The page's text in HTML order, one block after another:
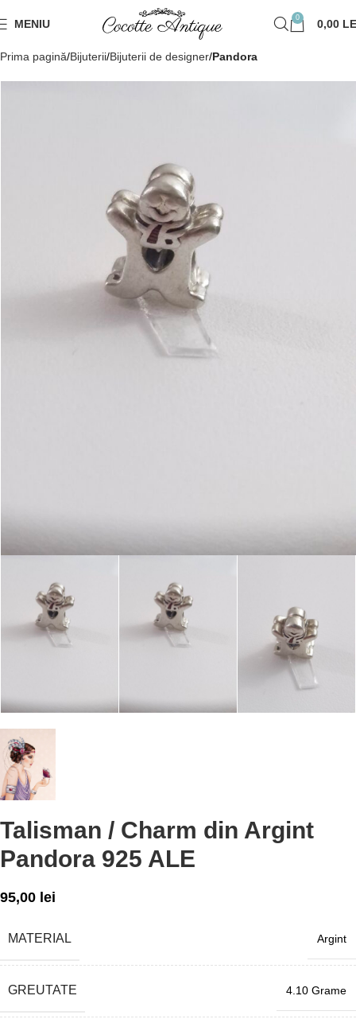
MENIU 0 0,00
Prima pagină Bijuterii Bijuterii de designer Pandora
Talisman / Charm din Argint
Pandora 925 ALE
95,00 lei
MATERIAL Argint
GREUTATE 4.10 Grame